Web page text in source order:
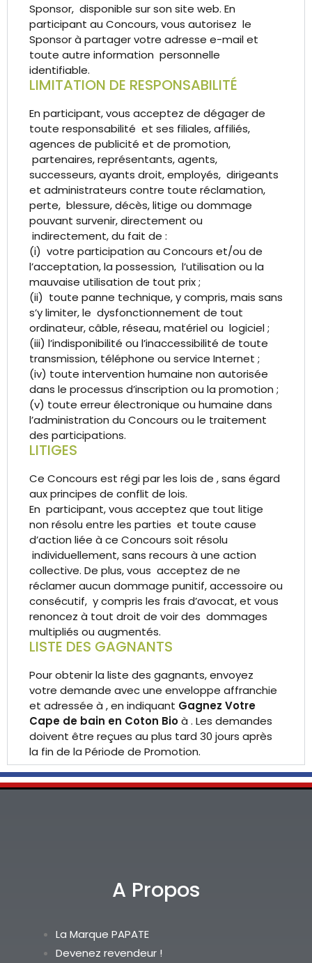
Sponsor, disponible sur son site web. En
participant au Concours, vous autorisez le
Sponsor à partager votre adresse e-mail et
toute autre information personnelle
identifiable.
LIMITATION DE RESPONSABILITÉ
En participant, vous acceptez de dégager de
toute responsabilité et ses filiales, affiliés,
agences de publicité et de promotion,
partenaires, représentants, agents,
successeurs, ayants droit, employés, dirigeants
et administrateurs contre toute réclamation,
perte, blessure, décès, litige ou dommage
pouvant survenir, directement ou
indirectement, du fait de :
(i) votre participation au Concours et/ou de
l’acceptation, la possession, l’utilisation ou la
mauvaise utilisation de tout prix ;
(ii) toute panne technique, y compris, mais sans
s’y limiter, le dysfonctionnement de tout
ordinateur, câble, réseau, matériel ou logiciel ;
(iii) l’indisponibilité ou l’inaccessibilité de toute
transmission, téléphone ou service Internet ;
(iv) toute intervention humaine non autorisée
dans le processus d’inscription ou la promotion ;
(v) toute erreur électronique ou humaine dans
l’administration du Concours ou le traitement
des participations.
LITIGES
Ce Concours est régi par les lois de , sans égard
aux principes de conflit de lois.
En participant, vous acceptez que tout litige
non résolu entre les parties et toute cause
d’action liée à ce Concours soit résolu
individuellement, sans recours à une action
collective. De plus, vous acceptez de ne
réclamer aucun dommage punitif, accessoire ou
consécutif, y compris les frais d’avocat, et vous
renoncez à tout droit de voir des dommages
multipliés ou augmentés.
LISTE DES GAGNANTS
Pour obtenir la liste des gagnants, envoyez
votre demande avec une enveloppe affranchie
et adressée à , en indiquant Gagnez Votre
Cape de bain en Coton Bioà . Les demandes
doivent être reçues au plus tard 30 jours après
la fin de la Période de Promotion.
A Propos
La Marque PAPATE
Devenez revendeur !